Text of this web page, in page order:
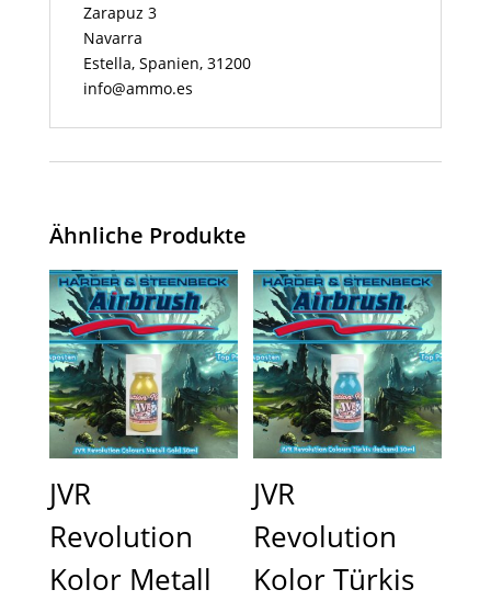
Zarapuz 3
Navarra
Estella, Spanien, 31200
info@ammo.es
Ähnliche Produkte
JVR
Revolution
Kolor Metall
JVR
Revolution
Kolor Türkis